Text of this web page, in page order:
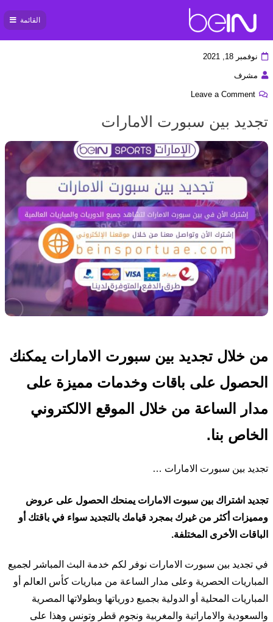
بي ان
القائمة
نوفمبر 18, 2021
مشرف
Leave a Comment
تجديد بين سبورت الامارات
من خلال تجديد بين سبورت الامارات يمكنك
الحصول على باقات وخدمات مميزة على
مدار الساعة من خلال الموقع الالكتروني
الخاص بنا.
تجديد بين سبورت الامارات …
تجديد اشتراك بين سبوت الامارات يمنحك الحصول على عروض
ومميزات أكثر من غيرك بمجرد قيامك بالتجديد سواء في باقتك أو
الباقات الأخرى المختلفة.
في تجديد بين سبورت الامارات نوفر لكم خدمة البث المباشر لجميع
المباريات الحصرية وعلى مدار الساعة من مباريات كأس العالم أو
المباريات المحلية أو الدولية بجميع دورياتها وبطولاتها المصرية
والسعودية والاماراتية والمغربية ونجوم قطر وتونس وهذا على